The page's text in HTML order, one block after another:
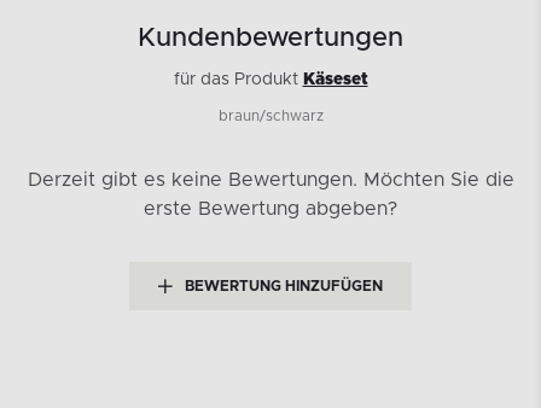
Kundenbewertungen
für das Produkt Käseset
braun/schwarz
Derzeit gibt es keine Bewertungen. Möchten Sie die
erste Bewertung abgeben?
BEWERTUNG HINZUFÜGEN